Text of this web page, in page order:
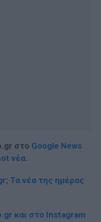
στο Google News
νέα.
Τα νέα της ημέρας
και στο Instagram